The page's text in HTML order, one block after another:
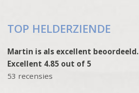
TOP HELDERZIENDE
Martin is als excellent beoordeeld.
Excellent 4.85 out of 5
53 recensies